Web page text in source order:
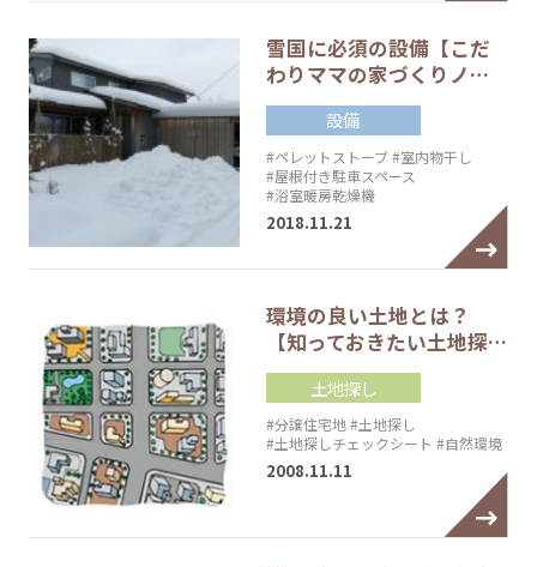
雪国に必須の設備【こだ
わりママの家づくりノ…
設備
#ペレットストーブ#室内物干し
#屋根付き駐車スペース
#浴室暖房乾燥機
2018.11.21
環境の良い土地とは？
【知っておきたい土地探…
土地探し
#分譲住宅地#土地探し
#土地探しチェックシート #自然環境
2008.11.11